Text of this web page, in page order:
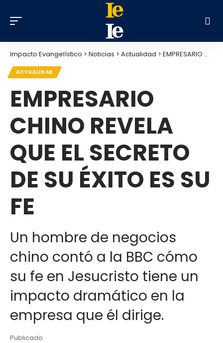
Impacto Evangelístico > Noticias > Actualidad > EMPRESARIO CHINO REVELA QUE EL SECRETO DE SU ÉXITO ES SU FE
ACTUALIDAD
EMPRESARIO
CHINO REVELA
QUE EL SECRETO
DE SU ÉXITO ES SU
FE
Un hombre de negocios
chino contó a la BBC cómo
su fe en Jesucristo tiene un
impacto dramático en la
empresa que él dirige.
Publicado